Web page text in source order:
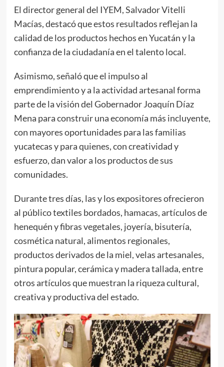
El director general del IYEM, Salvador Vitelli
Macías, destacó que estos resultados reflejan la
calidad de los productos hechos en Yucatán y la
confianza de la ciudadanía en el talento local.
Asimismo, señaló que el impulso al
emprendimiento y a la actividad artesanal forma
parte de la visión del Gobernador Joaquín Díaz
Mena para construir una economía más incluyente,
con mayores oportunidades para las familias
yucatecas y para quienes, con creatividad y
esfuerzo, dan valor a los productos de sus
comunidades.
Durante tres días, las y los expositores ofrecieron
al público textiles bordados, hamacas, artículos de
henequén y fibras vegetales, joyería, bisutería,
cosmética natural, alimentos regionales,
productos derivados de la miel, velas artesanales,
pintura popular, cerámica y madera tallada, entre
otros artículos que muestran la riqueza cultural,
creativa y productiva del estado.